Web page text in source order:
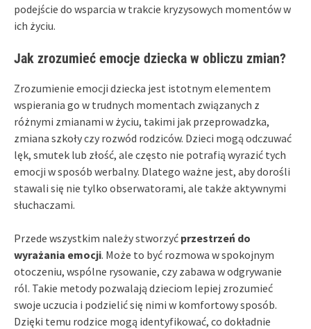
podejście do wsparcia w trakcie kryzysowych momentów w
ich życiu.
Jak zrozumieć emocje dziecka w obliczu zmian?
Zrozumienie emocji dziecka jest istotnym elementem
wspierania go w trudnych momentach związanych z
różnymi zmianami w życiu, takimi jak przeprowadzka,
zmiana szkoły czy rozwód rodziców. Dzieci mogą odczuwać
lęk, smutek lub złość, ale często nie potrafią wyrazić tych
emocji w sposób werbalny. Dlatego ważne jest, aby dorośli
stawali się nie tylko obserwatorami, ale także aktywnymi
słuchaczami.
Przede wszystkim należy stworzyć przestrzeń do
wyrażania emocji. Może to być rozmowa w spokojnym
otoczeniu, wspólne rysowanie, czy zabawa w odgrywanie
ról. Takie metody pozwalają dzieciom lepiej zrozumieć
swoje uczucia i podzielić się nimi w komfortowy sposób.
Dzięki temu rodzice mogą identyfikować, co dokładnie